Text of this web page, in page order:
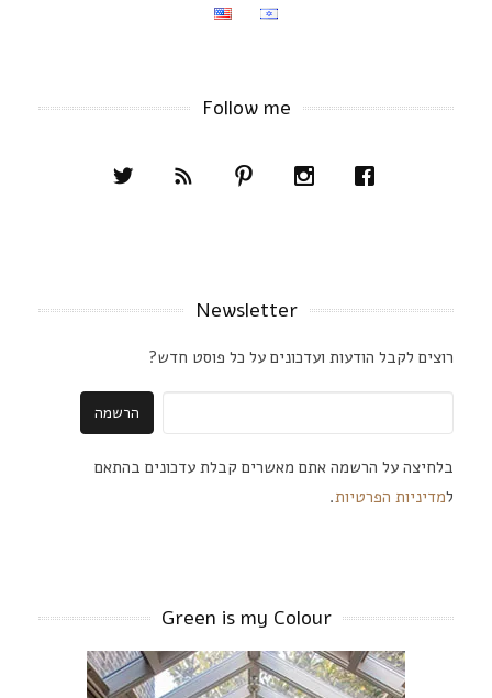
Follow me
Newsletter
רוצים לקבל הודעות ועדכונים על כל פוסט חדש?
בלחיצה על הרשמה אתם מאשרים קבלת עדכונים בהתאם
למדיניות הפרטיות.
Green is my Colour